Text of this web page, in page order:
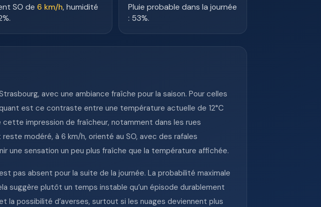
SO de 6 km/h, humidité
Pluie probable dans la journée
: 53%.
avec une ambiance fraîche pour la saison. Pour celles
est ce contraste entre une température actuelle de 12°C
cette impression de fraîcheur, notamment dans les rues
modéré, à 6 km/h, orienté au SO, avec des rafales
une sensation un peu plus fraîche que la température affichée.
pas absent pour la suite de la journée. La probabilité maximale
suggère plutôt un temps instable qu’un épisode durablement
la possibilité d’averses, surtout si les nuages deviennent plus